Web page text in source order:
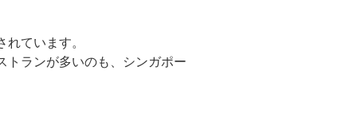
ています。
トランが多いのも、シンガポー